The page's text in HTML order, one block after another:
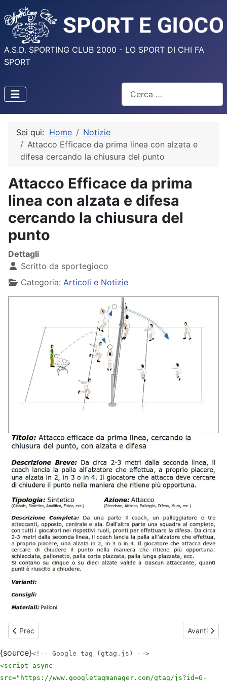
A.S.D. SPORTING CLUB 2000 - LO SPORT DI CHI FA
SPORT
Sei qui: Home
Notizie
Attacco Efficace da prima linea con alzata e
difesa cercando la chiusura del punto
Attacco Efficace da prima
linea con alzata e difesa
cercando la chiusura del
punto
Dettagli
Scritto da sportegioco
Categoria: Articoli e Notizie
Articolo precedente: Anno 2018-2019 - Giorni ed Orario degli
Prec Articolo
Avanti
{source}<!-- Google tag (gtag.js) -->
<script async
src="https://www.googletagmanager.com/gtag/js?id=G-